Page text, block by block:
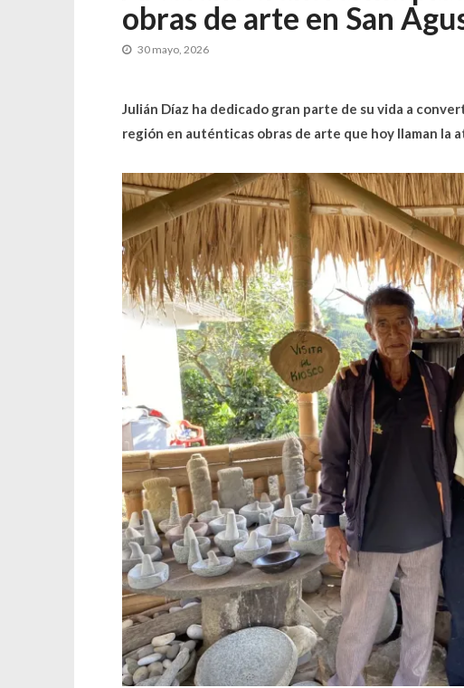
obras de arte en San
30 mayo, 2026
Julián Díaz ha dedicado gran parte de su vida a
región en auténticas obras de arte que hoy llaman la